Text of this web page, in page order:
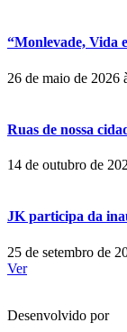
“Monlevade, Vida
26 de maio de 2026
Ruas de nossa
14 de outubro de
JK participa da
25 de setembro de
Ver
Desenvolvido por